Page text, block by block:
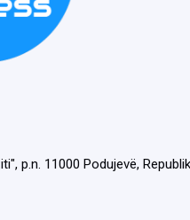
p.n. 11000 Podujevë,